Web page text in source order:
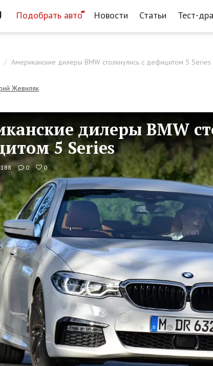
Подобрать авто Новости Статьи Тест-
Американские дилеры BMW столкнулись с дефицитом 5 Series
Жевиляк
дилеры BMW
5 Series
0 0